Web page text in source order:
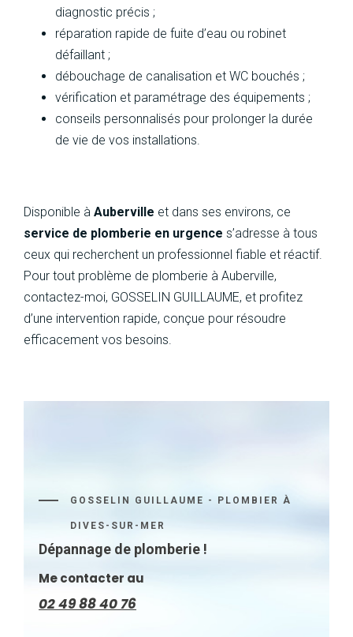
diagnostic précis ;
réparation rapide de fuite d’eau ou robinet
défaillant ;
débouchage de canalisation et WC bouchés ;
vérification et paramétrage des équipements ;
conseils personnalisés pour prolonger la durée
de vie de vos installations.
Disponible à Auberville et dans ses environs, ce
service de plomberie en urgence s’adresse à tous
ceux qui recherchent un professionnel fiable et réactif.
Pour tout problème de plomberie à Auberville,
contactez-moi, GOSSELIN GUILLAUME, et profitez
d’une intervention rapide, conçue pour résoudre
efficacement vos besoins.
GOSSELIN GUILLAUME - PLOMBIER À
DIVES-SUR-MER
Dépannage de plomberie !
Me contacter au
02 49 88 40 76